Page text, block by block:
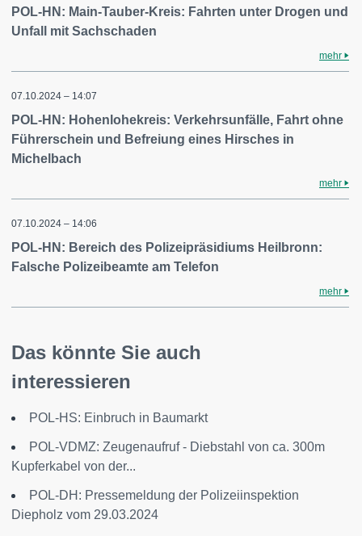
POL-HN: Main-Tauber-Kreis: Fahrten unter Drogen und
Unfall mit Sachschaden
mehr
07.10.2024 – 14:07
POL-HN: Hohenlohekreis: Verkehrsunfälle, Fahrt ohne
Führerschein und Befreiung eines Hirsches in
Michelbach
mehr
07.10.2024 – 14:06
POL-HN: Bereich des Polizeipräsidiums Heilbronn:
Falsche Polizeibeamte am Telefon
mehr
Das könnte Sie auch
interessieren
POL-HS: Einbruch in Baumarkt
POL-VDMZ: Zeugenaufruf - Diebstahl von ca. 300m
Kupferkabel von der...
POL-DH: Pressemeldung der Polizeiinspektion
Diepholz vom 29.03.2024